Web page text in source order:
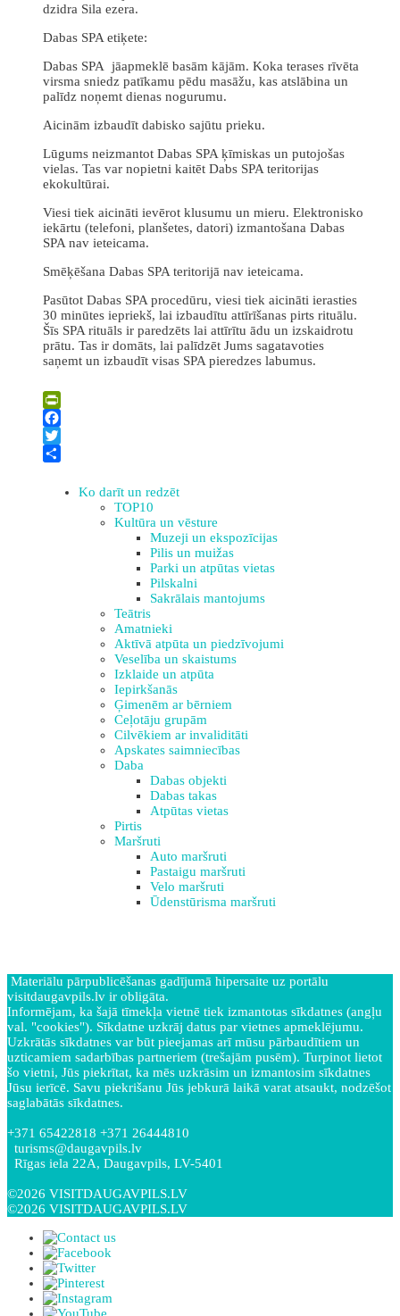
dzidra Sila ezera.
Dabas SPA etiķete:
Dabas SPA jāapmeklē basām kājām. Koka terases rīvēta
virsma sniedz patīkamu pēdu masāžu, kas atslābina un
palīdz noņemt dienas nogurumu.
Aicinām izbaudīt dabisko sajūtu prieku.
Lūgums neizmantot Dabas SPA ķīmiskas un putojošas
vielas. Tas var nopietni kaitēt Dabs SPA teritorijas
ekokultūrai.
Viesi tiek aicināti ievērot klusumu un mieru. Elektronisko
iekārtu (telefoni, planšetes, datori) izmantošana Dabas
SPA nav ieteicama.
Smēķēšana Dabas SPA teritorijā nav ieteicama.
Pasūtot Dabas SPA procedūru, viesi tiek aicināti ierasties
30 minūtes iepriekš, lai izbaudītu attīrīšanas pirts rituālu.
Šīs SPA rituāls ir paredzēts lai attīrītu ādu un izskaidrotu
prātu. Tas ir domāts, lai palīdzēt Jums sagatavoties
saņemt un izbaudīt visas SPA pieredzes labumus.
PrintFriendly
Facebook
Twitter
Ko darīt un redzēt
TOP10
Kultūra un vēsture
Muzeji un ekspozīcijas
Pilis un muižas
Parki un atpūtas vietas
Pilskalni
Sakrālais mantojums
Teātris
Amatnieki
Aktīvā atpūta un piedzīvojumi
Veselība un skaistums
Izklaide un atpūta
Iepirkšanās
Ģimenēm ar bērniem
Ceļotāju grupām
Cilvēkiem ar invaliditāti
Apskates saimniecības
Daba
Dabas objekti
Dabas takas
Atpūtas vietas
Pirtis
Maršruti
Auto maršruti
Pastaigu maršruti
Velo maršruti
Ūdenstūrisma maršruti
Materiālu pārpublicēšanas gadījumā hipersaite uz portālu
visitdaugavpils.lv ir obligāta.
Informējam, ka šajā tīmekļa vietnē tiek izmantotas sīkdatnes (angļu
val. "cookies"). Sīkdatne uzkrāj datus par vietnes apmeklējumu.
Uzkrātās sīkdatnes var būt pieejamas arī mūsu pārbaudītiem un
uzticamiem sadarbības partneriem (trešajām pusēm). Turpinot lietot
šo vietni, Jūs piekrītat, ka mēs uzkrāsim un izmantosim sīkdatnes
Jūsu ierīcē. Savu piekrišanu Jūs jebkurā laikā varat atsaukt, nodzēšot
saglabātās sīkdatnes.
+371 65422818 +371 26444810
turisms@daugavpils.lv
Rīgas iela 22A, Daugavpils, LV-5401
©2026 VISITDAUGAVPILS.LV
©2026 VISITDAUGAVPILS.LV